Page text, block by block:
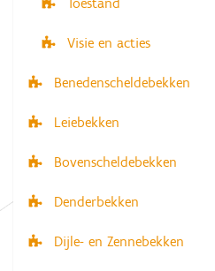
Visie en acties
Benedenscheldebekken
Leiebekken
Bovenscheldebekken
Denderbekken
Dijle- en Zennebekken